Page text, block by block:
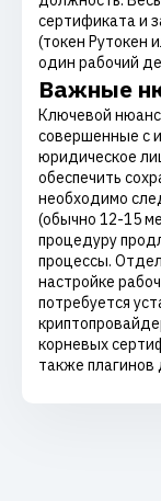
сертификата и
(токен Рутокен
один рабочий
Важные
Ключевой
совершенные с
юридическое
обеспечить
необходимо
(обычно 12-15
процедуру
процессы.
настройке
потребуется
корневых
также плагинов